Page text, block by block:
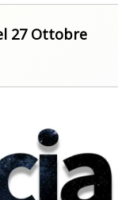
27 Ottobre